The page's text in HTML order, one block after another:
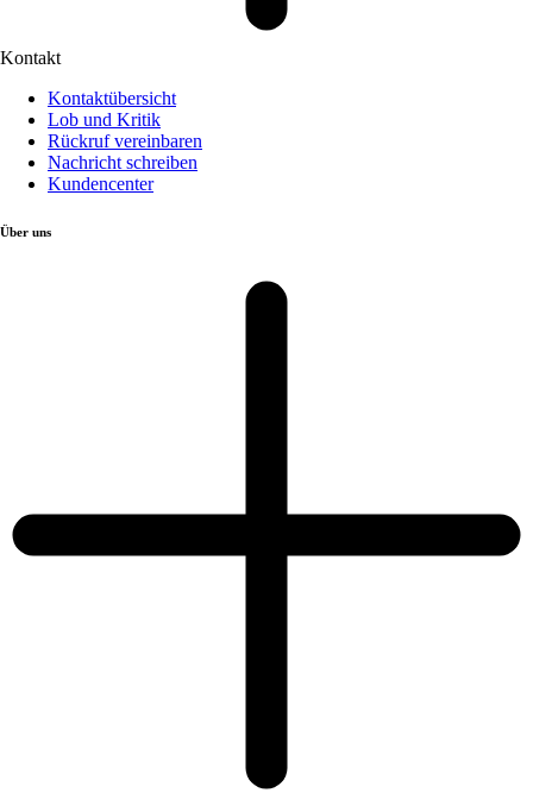
Kontakt
Kontaktübersicht
Lob und Kritik
Rückruf vereinbaren
Nachricht schreiben
Kundencenter
Über uns